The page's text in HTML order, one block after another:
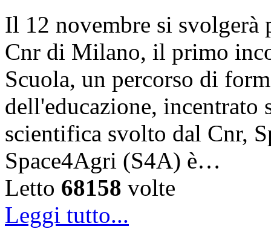
Il 12 novembre si svolgerà
Cnr di Milano, il primo
Scuola, un percorso di
dell'educazione,
scientifica svolto dal Cnr,
Space4Agri (S4A) è…
Letto 68158 volte
Leggi tutto...